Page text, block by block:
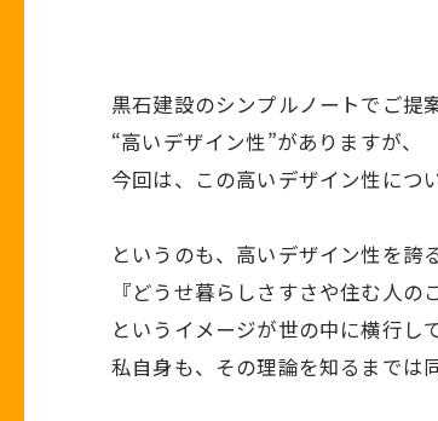
黒石建設のシンプルノートでご提
“高いデザイン性”がありますが、
今回は、この高いデザイン性につ
というのも、高いデザイン性を誇
『どうせ暮らしさすさや住む人の
というイメージが世の中に横行し
私自身も、その理論を知るまでは